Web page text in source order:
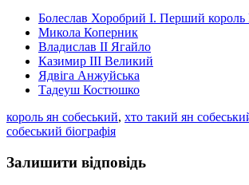
Болеслав Хоробрий I. Перший король
Микола Коперник
Владислав II Ягайло
Казимир III Великий
Ядвіга Анжуйська
Тадеуш Костюшко
король ян собеський, хто такий ян
собеський біографія
Залишити відповідь